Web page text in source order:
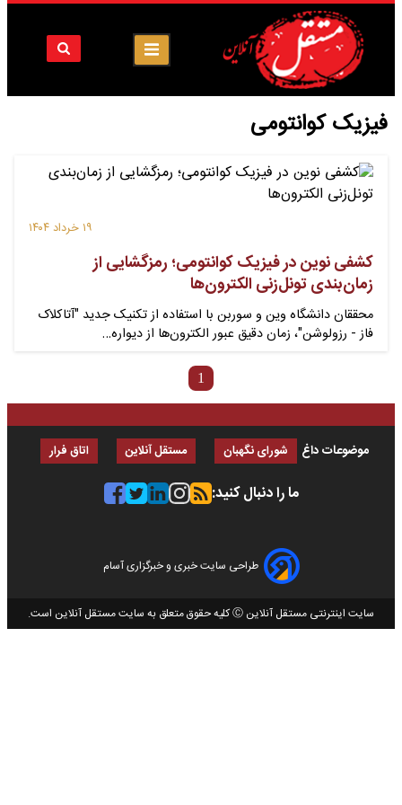
فیزیک کوانتومی
۱۹ خرداد ۱۴۰۴
کشفی نوین در فیزیک کوانتومی؛ رمزگشایی از
زمان‌بندی تونل‌زنی الکترون‌ها
محققان دانشگاه وین و سوربن با استفاده از تکنیک جدید "آتاکلاک
فاز - رزولوشن"، زمان دقیق عبور الکترون‌ها از دیواره‌…
1
موضوعات داغ شورای نگهبان مستقل آنلاین اتاق فرار
ما را دنبال کنید:
طراحی سایت خبری و خبرگزاری آسام
سایت اینترنتی مستقل آنلاین Ⓒ کلیه حقوق متعلق به سایت مستقل آنلاین است.